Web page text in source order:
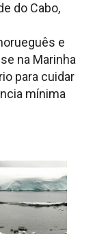
do Cabo,
e
na Marinha
para cuidar
mínima